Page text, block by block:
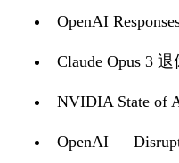
OpenAI
Claude Opus 3
NVIDIA State of
OpenAI —